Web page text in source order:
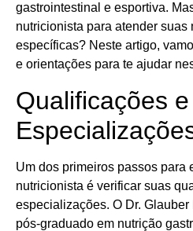
gastrointestinal e esportiva.
nutricionista para atender suas
específicas? Neste artigo,
e orientações para te ajudar
Qualificações e
Um dos primeiros passos para
nutricionista é verificar suas
especializações. O Dr.
pós-graduado em nutrição